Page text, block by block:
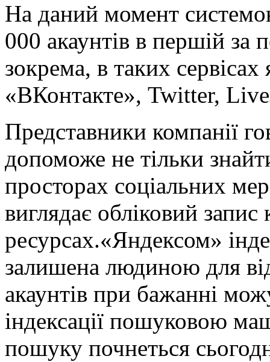
На даний момент
000 акаунтів в першій за
зокрема, в таких
«ВКонтакте», Twitter,
Представники компанії
допоможе не тільки
просторах соціальних
виглядає обліковий запис
ресурсах.«Яндексом»
залишена людиною для
акаунтів при бажанні
індексації пошуковою
пошуку почнеться